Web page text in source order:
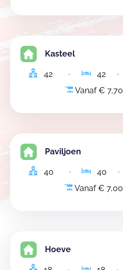
Kasteel
42 42
Vanaf € 7,70
Paviljoen
40 40
Vanaf € 7,00
Hoeve